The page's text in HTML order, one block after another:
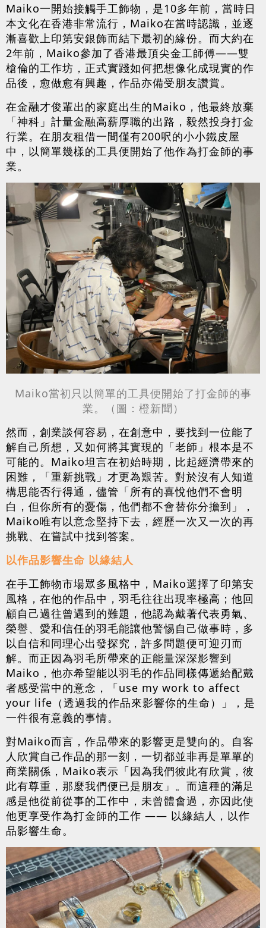
Maiko一開始接觸手工飾物，是10多年前，當時日
本文化在香港非常流行，Maiko在當時認識，並逐
漸喜歡上印第安銀飾而結下最初的緣份。而大約在
2年前，Maiko參加了香港最頂尖金工師傅——雙
槍倫的工作坊，正式實踐如何把想像化成現實的作
品後，愈做愈有興趣，作品亦備受朋友讚賞。
在金融才俊輩出的家庭出生的Maiko，他最終放棄
「神科」計量金融高薪厚職的出路，毅然投身打金
行業。在朋友租借一間僅有200呎的小小鐵皮屋
中，以簡單幾樣的工具便開始了他作為打金師的事
業。
Maiko當初只以簡單的工具便開始了打金師的事
業。（圖：橙新聞）
然而，創業談何容易，在創意中，要找到一位能了
解自己所想，又如何將其實現的「老師」根本是不
可能的。Maiko坦言在初始時期，比起經濟帶來的
困難，「重新挑戰」才更為艱苦。對於沒有人知道
構思能否行得通，儘管「所有的喜悅他們不會明
白，但你所有的憂傷，他們都不會替你分擔到」，
Maiko唯有以意念堅持下去，經歷一次又一次的再
挑戰、在嘗試中找到答案。
以作品影響生命 以緣結人
在手工飾物市場眾多風格中，Maiko選擇了印第安
風格，在他的作品中，羽毛往往出現率極高；他回
顧自己過往曾遇到的難題，他認為戴著代表勇氣、
榮譽、愛和信任的羽毛能讓他警惕自己做事時，多
以自信和同理心出發探究，許多問題便可迎刃而
解。而正因為羽毛所帶來的正能量深深影響到
Maiko，他亦希望能以羽毛的作品同樣傳遞給配戴
者感受當中的意念，「use my work to affect
your life（透過我的作品來影響你的生命）」，是
一件很有意義的事情。
對Maiko而言，作品帶來的影響更是雙向的。自客
人欣賞自己作品的那一刻，一切都並非再是單單的
商業關係，Maiko表示「因為我們彼此有欣賞，彼
此有尊重，那麼我們便已是朋友」。而這種的滿足
感是他從前從事的工作中，未曾體會過，亦因此使
他更享受作為打金師的工作 —— 以緣結人，以作
品影響生命。